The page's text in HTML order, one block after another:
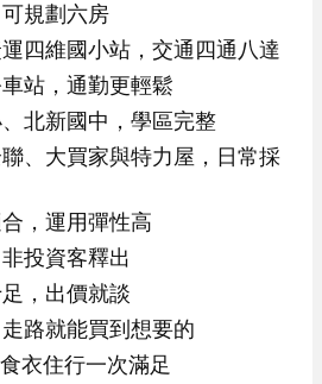
規劃六房
四維國小站，交通四通八達
站，通勤更輕鬆
北新國中，學區完整
、大買家與特力屋，日常採
，運用彈性高
投資客釋出
，出價就談
路就能買到想要的
衣住行一次滿足